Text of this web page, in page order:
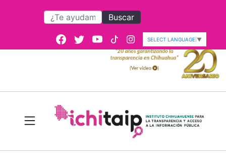
Buscar
SELECT LANGUAGE ▼